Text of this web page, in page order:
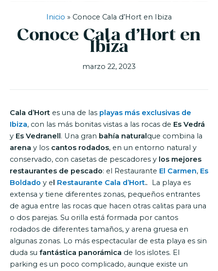
Inicio » Conoce Cala d’Hort en Ibiza
Conoce Cala d’Hort en
Ibiza
marzo 22, 2023
Cala d’Hort es una de las playas más exclusivas de
Ibiza, con las más bonitas vistas a las rocas de Es Vedrá
y Es Vedranell. Una gran bahía naturalque combina la
arena y los cantos rodados, en un entorno natural y
conservado, con casetas de pescadores y los mejores
restaurantes de pescado: el Restaurante El Carmen, Es
Boldado y el Restaurante Cala d’Hort.. La playa es
extensa y tiene diferentes zonas, pequeños entrantes
de agua entre las rocas que hacen otras calitas para una
o dos parejas. Su orilla está formada por cantos
rodados de diferentes tamaños, y arena gruesa en
algunas zonas. Lo más espectacular de esta playa es sin
duda su fantástica panorámica de los islotes. El
parking es un poco complicado, aunque existe un